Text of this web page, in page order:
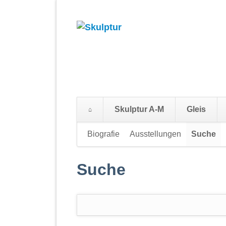
Skulptur A-M Gleis
überspringen
Biografie Ausstellungen Suche
Suche